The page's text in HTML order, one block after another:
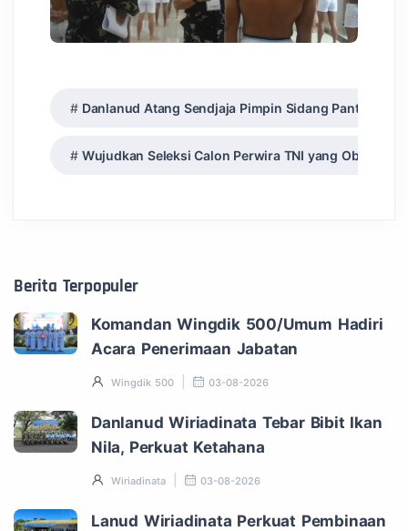
Danlanud Atang Sendjaja Pimpin Sidang
Wujudkan Seleksi Calon Perwira TNI yang Objektif
Berita Terpopuler
Komandan Wingdik 500/Umum Hadiri
Acara Penerimaan Jabatan
Wingdik 500 03-08-2026
Danlanud Wiriadinata Tebar Bibit Ikan
Nila, Perkuat Ketahana
Wiriadinata 03-08-2026
Lanud Wiriadinata Perkuat Pembinaan